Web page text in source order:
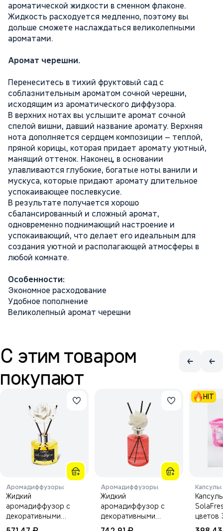
ароматической жидкости в сменном флаконе.
Жидкость расходуется медленно, поэтому вы
дольше сможете наслаждаться великолепными
ароматами.
Аромат черешни.
Перенеситесь в тихий фруктовый сад с
соблазнительным ароматом сочной черешни,
исходящим из ароматического диффузора.
В верхних нотах вы услышите аромат сочной
спелой вишни, давший название аромату. Верхняя
нота дополняется сердцем композиции – теплой,
пряной корицы, которая придает аромату уютный,
манящий оттенок. Наконец, в основании
улавливаются глубокие, богатые ноты ванили и
мускуса, которые придают аромату длительное
успокаивающее послевкусие.
В результате получается хорошо
сбалансированный и сложный аромат,
одновременно поднимающий настроение и
успокаивающий, что делает его идеальным для
создания уютной и располагающей атмосферы в
любой комнате.
Особенности:
Экономное расходование
Удобное пополнение
Великолепный аромат черешни
С этим товаром
покупают
Аромадиффузоры
Жидкий
аромадиффузор с
декоративными
аромапалочками
Аромадиффузоры
Жидкий
аромадиффузор с
декоративными
аромапалочками
HIT
Капсулы
цветов